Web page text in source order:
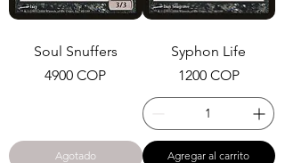
Soul Snuffers
Precio
4900 COP
Agotado
Syphon Life
Precio
1200 COP
Agregar al carrito